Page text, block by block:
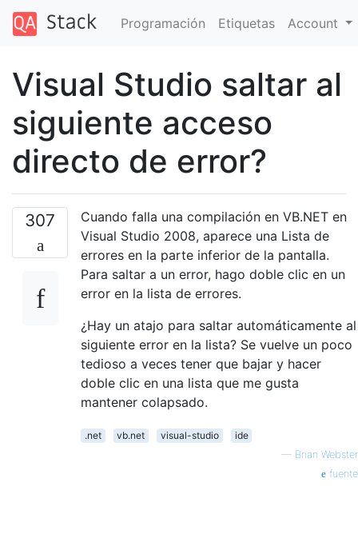
Programación Etiquetas Account
Visual Studio saltar al
siguiente acceso
directo de error?
307
Cuando falla una compilación en VB.NET en
Visual Studio 2008, aparece una Lista de
errores en la parte inferior de la pantalla.
Para saltar a un error, hago doble clic en un
error en la lista de errores.
¿Hay un atajo para saltar automáticamente al
siguiente error en la lista? Se vuelve un poco
tedioso a veces tener que bajar y hacer
doble clic en una lista que me gusta
mantener colapsado.
.net vb.net visual-studio
ide
— Brian Webster
fuente